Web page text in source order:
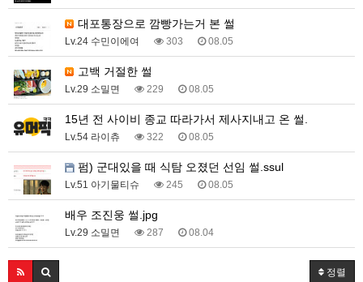
대포통장으로 깜빵가는거 본 썰
Lv.24 수민이에여 303 08.05
고백 거절한 썰
Lv.29 소밀면 229 08.05
15년 전 사이비 종교 따라가서 제사지내고 온 썰.
Lv.54 라이츄 322 08.05
펌) 군대있을 때 식탐 오졌던 선임 썰.ssul
Lv.51 아기물티슈 245 08.05
배우 조진웅 썰.jpg
Lv.29 소밀면 287 08.04
정렬